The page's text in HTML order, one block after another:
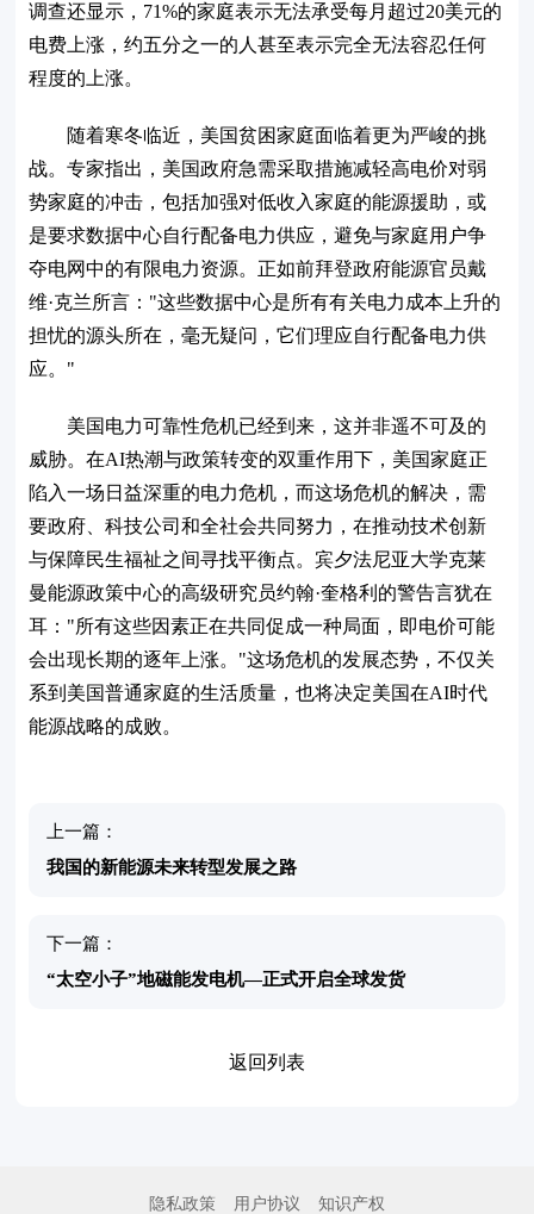
调查还显示，71%的家庭表示无法承受每月超过20美元的
电费上涨，约五分之一的人甚至表示完全无法容忍任何
程度的上涨。
随着寒冬临近，美国贫困家庭面临着更为严峻的挑
战。专家指出，美国政府急需采取措施减轻高电价对弱
势家庭的冲击，包括加强对低收入家庭的能源援助，或
是要求数据中心自行配备电力供应，避免与家庭用户争
夺电网中的有限电力资源。正如前拜登政府能源官员戴
维·克兰所言："这些数据中心是所有有关电力成本上升的
担忧的源头所在，毫无疑问，它们理应自行配备电力供
应。"
美国电力可靠性危机已经到来，这并非遥不可及的
威胁。在AI热潮与政策转变的双重作用下，美国家庭正
陷入一场日益深重的电力危机，而这场危机的解决，需
要政府、科技公司和全社会共同努力，在推动技术创新
与保障民生福祉之间寻找平衡点。宾夕法尼亚大学克莱
曼能源政策中心的高级研究员约翰·奎格利的警告言犹在
耳："所有这些因素正在共同促成一种局面，即电价可能
会出现长期的逐年上涨。"这场危机的发展态势，不仅关
系到美国普通家庭的生活质量，也将决定美国在AI时代
能源战略的成败。
上一篇：
我国的新能源未来转型发展之路
下一篇：
“太空小子”地磁能发电机—正式开启全球发货
返回列表
隐私政策 用户协议 知识产权